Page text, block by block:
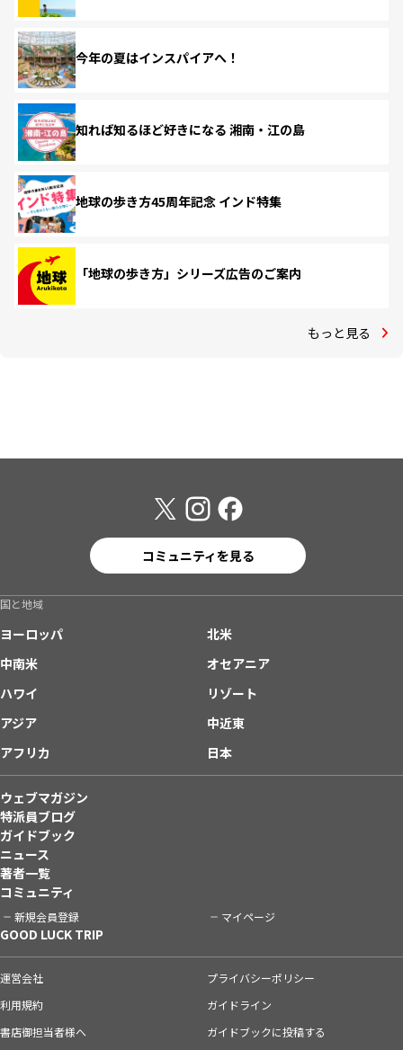
今年の夏はインスパイアへ！
知れば知るほど好きになる 湘南・江の島
地球の歩き方45周年記念 インド特集
「地球の歩き方」シリーズ広告のご案内
もっと見る
コミュニティを見る
国と地域
ヨーロッパ
北米
中南米
オセアニア
ハワイ
リゾート
アジア
中近東
アフリカ
日本
ウェブマガジン
特派員ブログ
ガイドブック
ニュース
著者一覧
コミュニティ
新規会員登録 マイページ
GOOD LUCK TRIP
運営会社
プライバシーポリシー
利用規約
ガイドライン
書店御担当者様へ
ガイドブックに投稿する